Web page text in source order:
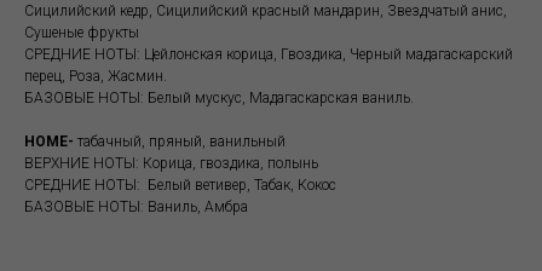
Сицилийский кедр, Сицилийский красный мандарин, Звездчатый анис,
Сушеные фрукты
СРЕДНИЕ НОТЫ: Цейлонская корица, Гвоздика, Черный мадагаскарский
перец, Роза, Жасмин.
БАЗОВЫЕ НОТЫ: Белый мускус, Мадагаскарская ваниль.
HOME- табачный, пряный, ванильный
ВЕРХНИЕ НОТЫ: Корица, гвоздика, полынь
СРЕДНИЕ НОТЫ: Белый ветивер, Табак, Кокос
БАЗОВЫЕ НОТЫ: Ваниль, Амбра